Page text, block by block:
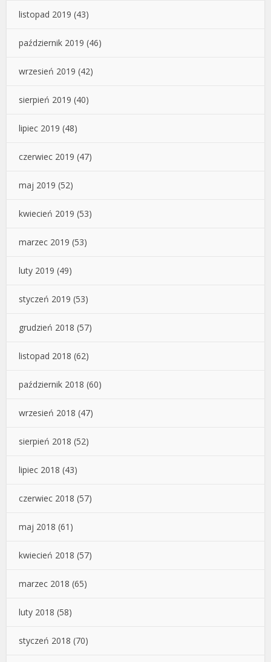
listopad 2019 (43)
październik 2019 (46)
wrzesień 2019 (42)
sierpień 2019 (40)
lipiec 2019 (48)
czerwiec 2019 (47)
maj 2019 (52)
kwiecień 2019 (53)
marzec 2019 (53)
luty 2019 (49)
styczeń 2019 (53)
grudzień 2018 (57)
listopad 2018 (62)
październik 2018 (60)
wrzesień 2018 (47)
sierpień 2018 (52)
lipiec 2018 (43)
czerwiec 2018 (57)
maj 2018 (61)
kwiecień 2018 (57)
marzec 2018 (65)
luty 2018 (58)
styczeń 2018 (70)